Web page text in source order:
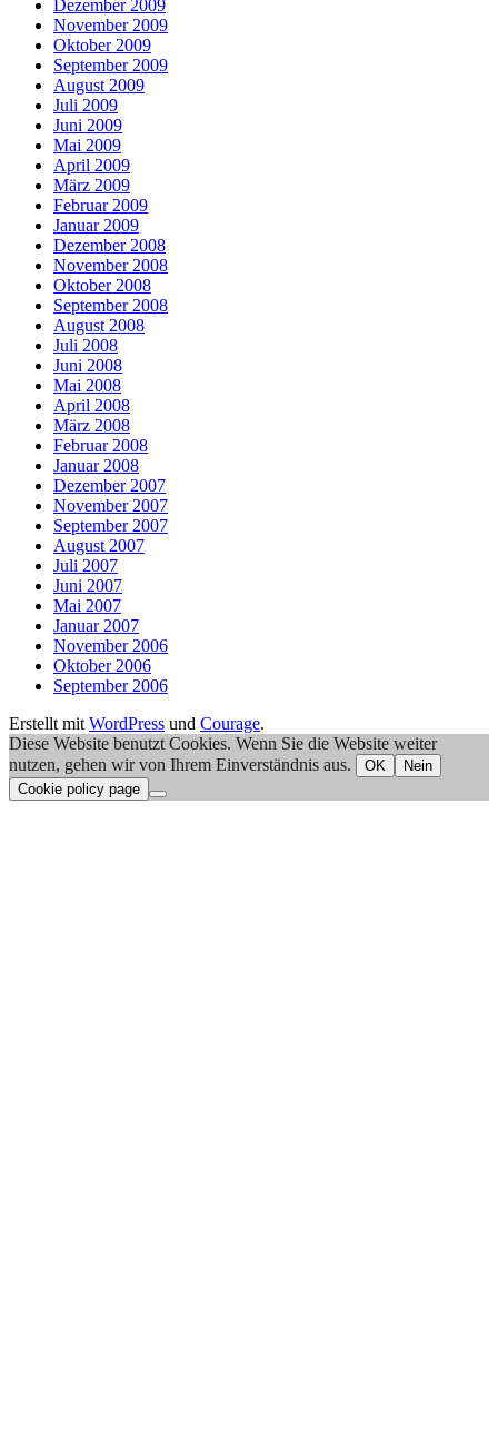
Dezember 2009
November 2009
Oktober 2009
September 2009
August 2009
Juli 2009
Juni 2009
Mai 2009
April 2009
März 2009
Februar 2009
Januar 2009
Dezember 2008
November 2008
Oktober 2008
September 2008
August 2008
Juli 2008
Juni 2008
Mai 2008
April 2008
März 2008
Februar 2008
Januar 2008
Dezember 2007
November 2007
September 2007
August 2007
Juli 2007
Juni 2007
Mai 2007
Januar 2007
November 2006
Oktober 2006
September 2006
Erstellt mit WordPress und Courage.
Diese Website benutzt Cookies. Wenn Sie die Website weiter
nutzen, gehen wir von Ihrem Einverständnis aus.
OK
Nein
Cookie policy page